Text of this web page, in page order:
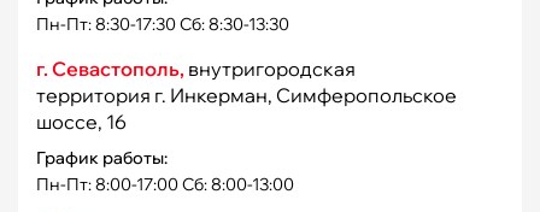
Пн-Пт: 8:30-17:30 Сб: 8:30-13:30
г. Севастополь, внутригородская
территория г. Инкерман, Симферопольское
шоссе, 16
График работы:
Пн-Пт: 8:00-17:00 Сб: 8:00-13:00